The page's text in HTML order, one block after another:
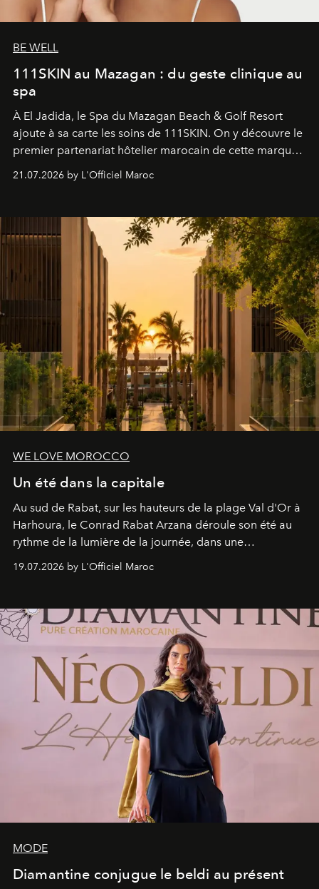
BE WELL
111SKIN au Mazagan : du geste clinique au
spa
À El Jadida, le Spa du Mazagan Beach & Golf Resort
ajoute à sa carte les soins de 111SKIN. On y découvre le
premier partenariat hôtelier marocain de cette marque
londonien et construite depuis autour d'un actif breveté,
21.07.2026 by L'Officiel Maroc
WE LOVE MOROCCO
Un été dans la capitale
Au sud de Rabat, sur les hauteurs de la plage Val d'Or à
Harhoura, le Conrad Rabat Arzana déroule son été au
rythme de la lumière de la journée, dans une
rendez-vous avec l’océan.
19.07.2026 by L'Officiel Maroc
MODE
Diamantine conjugue le beldi au présent